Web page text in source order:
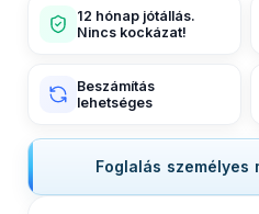
12 hónap jótállás.
Nincs kockázat!
Beszámítás
lehetséges
Foglalás személyes